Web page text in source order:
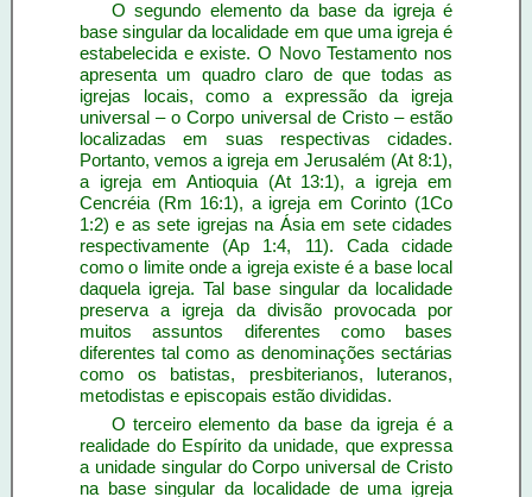
O segundo elemento da base da igreja é
base singular da localidade em que uma igreja é
estabelecida e existe. O Novo Testamento nos
apresenta um quadro claro de que todas as
igrejas locais, como a expressão da igreja
universal – o Corpo universal de Cristo – estão
localizadas em suas respectivas cidades.
Portanto, vemos a igreja em Jerusalém (At 8:1),
a igreja em Antioquia (At 13:1), a igreja em
Cencréia (Rm 16:1), a igreja em Corinto (1Co
1:2) e as sete igrejas na Ásia em sete cidades
respectivamente (Ap 1:4, 11). Cada cidade
como o limite onde a igreja existe é a base local
daquela igreja. Tal base singular da localidade
preserva a igreja da divisão provocada por
muitos assuntos diferentes como bases
diferentes tal como as denominações sectárias
como os batistas, presbiterianos, luteranos,
metodistas e episcopais estão divididas.
O terceiro elemento da base da igreja é a
realidade do Espírito da unidade, que expressa
a unidade singular do Corpo universal de Cristo
na base singular da localidade de uma igreja